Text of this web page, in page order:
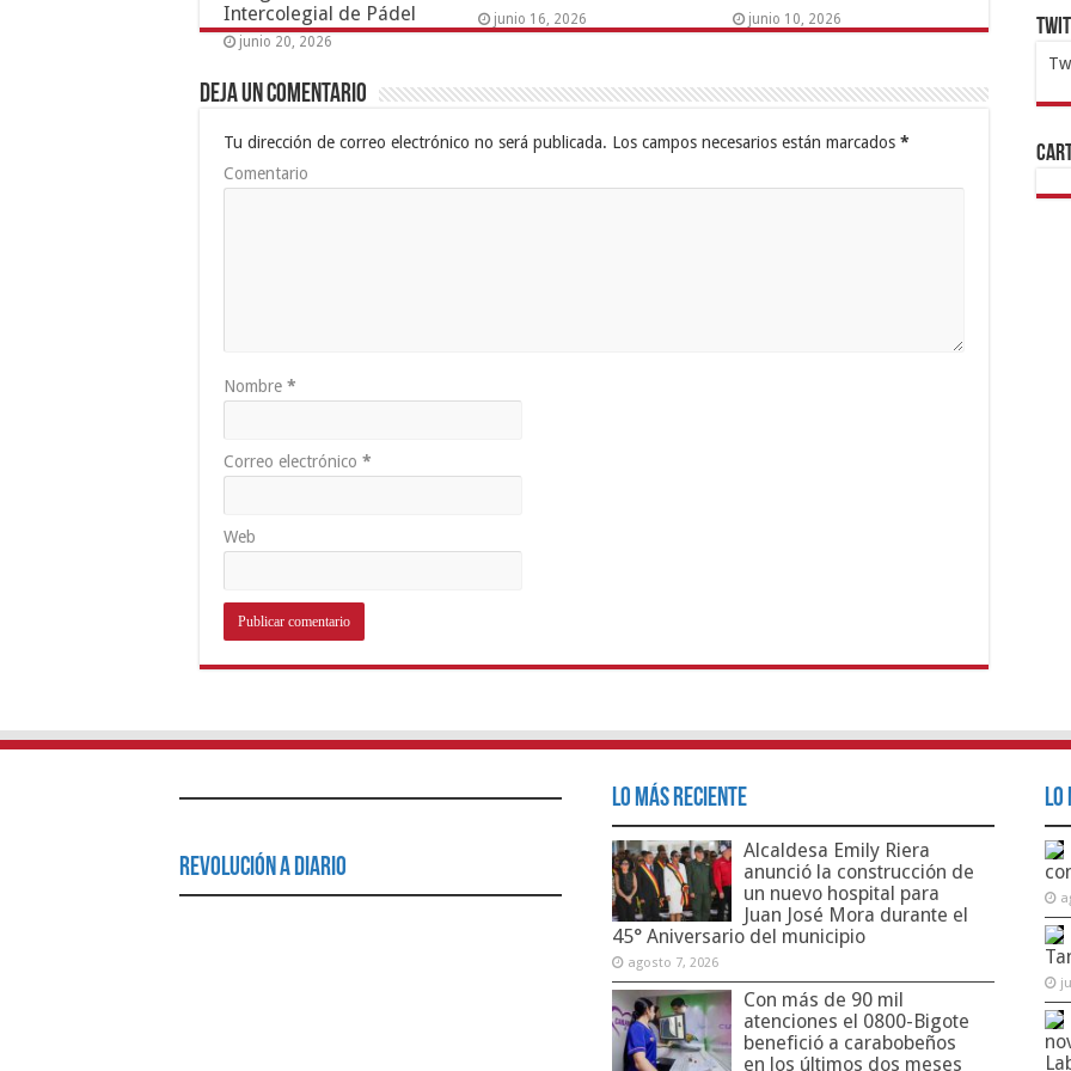
Intercolegial de Pádel
junio 20, 2026
junio 16, 2026 junio 10, 2026
Deja un comentario
Tu dirección de correo electrónico no será publicada. Los campos necesarios están marcados *
Comentario
Nombre *
Correo electrónico *
Web
Revolución a Diario
Lo Más Reciente
Alcaldesa Emily Riera
anunció la construcción de
un nuevo hospital para
Juan José Mora durante el
45° Aniversario del municipio
agosto 7, 2026
Con más de 90 mil
atenciones el 0800-Bigote
benefició a carabobeños
en los últimos dos meses